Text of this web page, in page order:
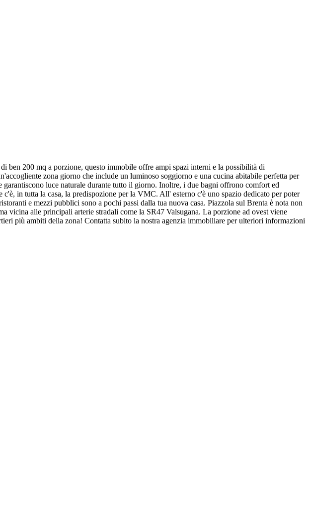
ben 200 mq a porzione, questo immobile offre ampi spazi interni e la possibilità di
zona giorno che include un luminoso soggiorno e una cucina abitabile perfetta per
luce naturale durante tutto il giorno. Inoltre, i due bagni offrono comfort ed
in tutta la casa, la predispozione per la VMC. All' esterno c'è uno spazio dedicato per poter
e mezzi pubblici sono a pochi passi dalla tua nuova casa. Piazzola sul Brenta è nota non
vicina alle principali arterie stradali come la SR47 Valsugana. La porzione ad ovest viene
più ambiti della zona! Contatta subito la nostra agenzia immobiliare per ulteriori informazioni